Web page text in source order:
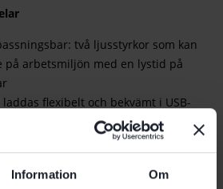
Information Om
två ljusstyrkor som kan
på arbetsmiljön med en lystid på
flexibelt och bekvämt i USB-
med standardladdkabel
skuggfri belysning och utsug direkt
utsugskåpan med ljusring